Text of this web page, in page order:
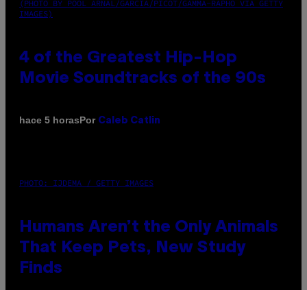
(PHOTO BY POOL ARNAL/GARCIA/PICOT/GAMMA-RAPHO VIA GETTY
IMAGES)
4 of the Greatest Hip-Hop
Movie Soundtracks of the 90s
hace 5 horasPor Caleb Catlin
PHOTO: IJDEMA / GETTY IMAGES
Humans Aren’t the Only Animals
That Keep Pets, New Study
Finds